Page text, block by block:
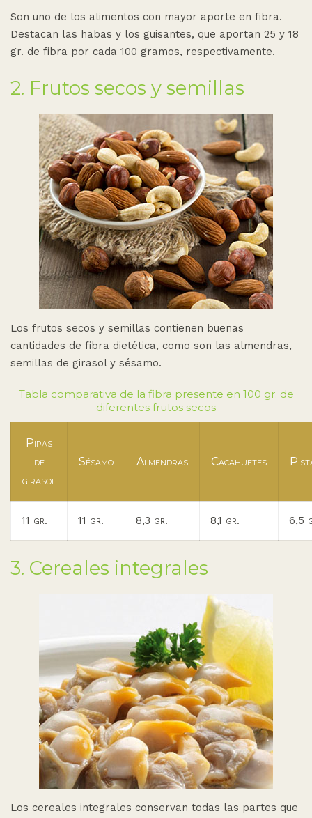
Son uno de los alimentos con mayor aporte en fibra.
Destacan las habas y los guisantes, que aportan 25 y 18
gr. de fibra por cada 100 gramos, respectivamente.
2. Frutos secos y semillas
Los frutos secos y semillas contienen buenas
cantidades de fibra dietética, como son las almendras,
semillas de girasol y sésamo.
Tabla comparativa de la fibra presente en 100 gr. de
diferentes frutos secos
Pipas
de
girasol
Sésamo Almendras Cacahuetes
11 gr. 11 gr. 8,3 gr. 8,1 gr. 6,5
3. Cereales integrales
Los cereales integrales conservan todas las partes que